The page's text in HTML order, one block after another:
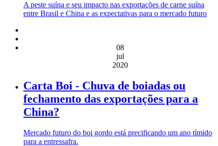
A peste suína e seu impacto nas exportações de carne suína
entre Brasil e China e as expectativas para o mercado futuro
08
jul
2020
Carta Boi - Chuva de boiadas ou
fechamento das exportações para a
China?
Mercado futuro do boi gordo está precificando um ano tímido
para a entressafra.